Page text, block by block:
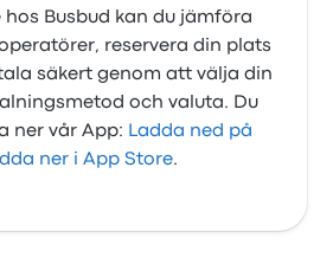
Busbud kan du jämföra
reservera din plats
säkert genom att välja din
och valuta. Du
ner vår App: Ladda ned på
ner i App Store.